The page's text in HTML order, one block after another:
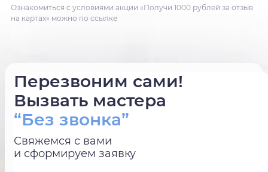
Перезвоним сами!
Вызвать мастера
“Без звонка”
Свяжемся с вами
и сформируем заявку
Ознакомиться с условиями акции «Получи 1000 рублей за отзыв
на картах» можно по ссылке